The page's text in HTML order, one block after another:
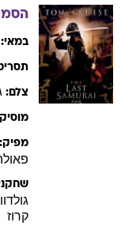
במאי:
צלם:
מפיק:
קרוז